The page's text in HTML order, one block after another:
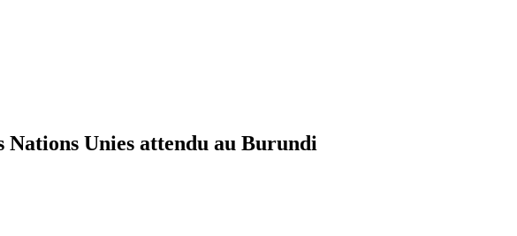
Nations Unies attendu au Burundi